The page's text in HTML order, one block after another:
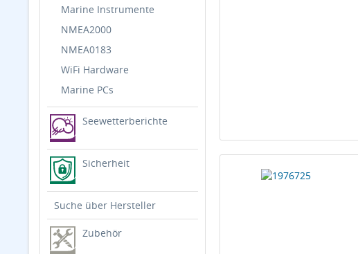
Marine Instrumente
NMEA2000
NMEA0183
WiFi Hardware
Marine PCs
Seewetterberichte
Sicherheit
Suche über Hersteller
Zubehör